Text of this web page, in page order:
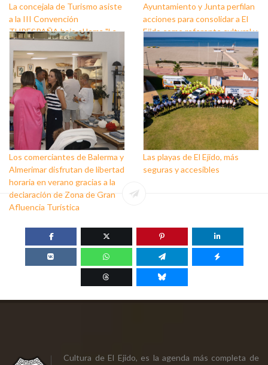
La concejala de Turismo asiste
a la III Convención
TURESPAÑA bajo el lema "La
Transformación Sostenible"
Ayuntamiento y Junta perfilan
acciones para consolidar a El
Ejido como referente cultural y
patrimonial
Los comerciantes de Balerma y
Almerimar disfrutan de libertad
horaria en verano gracias a la
declaración de Zona de Gran
Afluencia Turística
Las playas de El Ejido, más
seguras y accesibles
Cultura de El Ejido, es la agenda más completa de